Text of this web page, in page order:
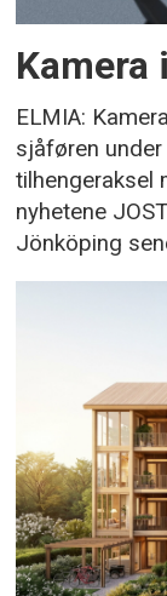
Kamera
ELMIA:
sjåføren
tilhengeraksel
nyhetene
Jönköping